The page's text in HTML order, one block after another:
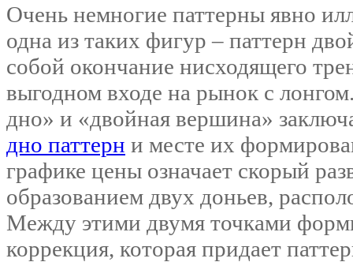
Очень немногие паттерны явно
одна из таких фигур – паттерн
собой окончание нисходящего
выгодном входе на рынок с
дно» и «двойная вершина»
дно паттерн и месте их
графике цены означает скорый
образованием двух доньев,
Между этими двумя точками
коррекция, которая придает